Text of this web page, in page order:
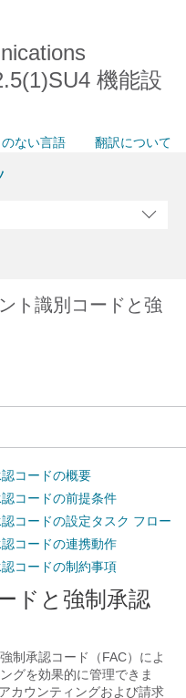
機能設
ない言語 翻訳について
ト識別コードと強
コードの概要
コードの前提条件
コードの設定タスク フロー
コードの連携動作
コードの制約事項
ドと強制承認
制承認コード（FAC）によ
グを効果的に管理できま
カウンティングおよび請求